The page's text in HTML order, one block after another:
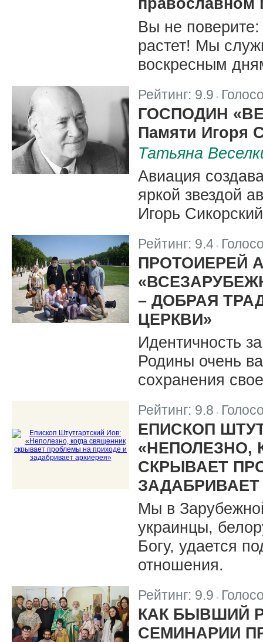
Вы не
растет! Мы
воскресным
Рейтинг: 9.9 |
ГОСПОДИН
Памяти Игоря
Татьяна
Авиация
яркой звездой
Игорь
Рейтинг: 9.4 |
ПРОТОИЕРЕЙ
– ДОБРАЯ
ЦЕРКВИ»
Идентичность
Родины очень
сохранения
Рейтинг: 9.8 |
ЕПИСКОП
«НЕПОЛЕЗНО,
СКРЫВАЕТ
ЗАДАБРИВАЕТ
Мы в
украинцы,
Богу, удается
отношения.
Рейтинг: 9.9
КАК БЫВШИЙ
СЕМИНАРИИ